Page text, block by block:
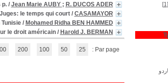
p./ Jean Marie AUBY ; R. DUCOS ADER
le temps qui court/ CASAMAYOR
/ Mohamed Ridha BEN HAMMED
le droit américain/ Harold J. BERMAN
Par page :
25
50
100
200
[1]